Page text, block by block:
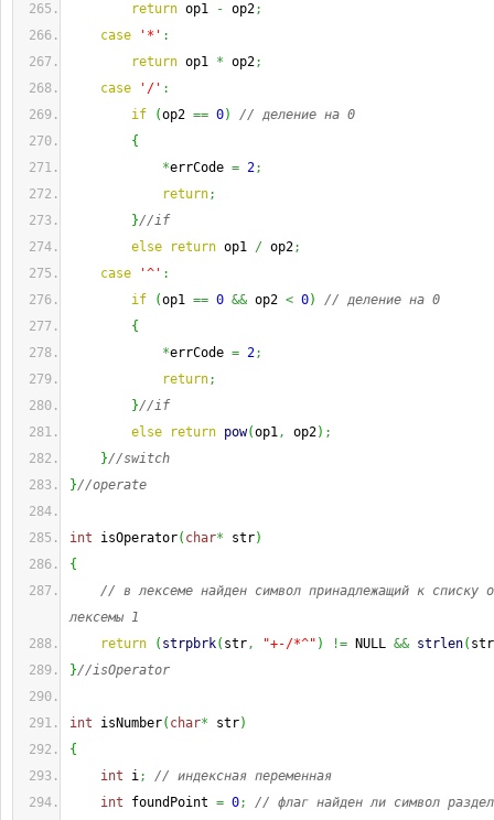
return op1 - op2;
case
'*' :
return op1 * op2;
case
'/' :
if
(op2 == 0)
// деление на 0
{
*errCode = 2;
return;
}//if
else
return op1 / op2;
case
'^' :
if
(op1 == 0 && op2 < 0)
// деление на 0
{
*errCode = 2;
return;
}//if
else
return pow(op1, op2) ;
}//switch
}//operate
int isOperator( char* str)
{
// в лексеме найден символ принадлежащий к списку
лексемы 1
return
( strpbrk( str, "+-/*^" ) != NULL && strlen( str
}//isOperator
int isNumber( char* str)
{
int i;
// индексная переменная
int foundPoint = 0;
// флаг найден ли символ